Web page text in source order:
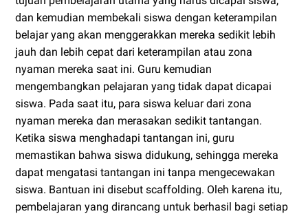
dan kemudian membekali siswa dengan keterampilan
belajar yang akan menggerakkan mereka sedikit lebih
jauh dan lebih cepat dari keterampilan atau zona
nyaman mereka saat ini. Guru kemudian
mengembangkan pelajaran yang tidak dapat dicapai
siswa. Pada saat itu, para siswa keluar dari zona
nyaman mereka dan merasakan sedikit tantangan.
Ketika siswa menghadapi tantangan ini, guru
memastikan bahwa siswa didukung, sehingga mereka
dapat mengatasi tantangan ini tanpa mengecewakan
siswa. Bantuan ini disebut scaffolding. Oleh karena itu,
pembelajaran yang dirancang untuk berhasil bagi setiap